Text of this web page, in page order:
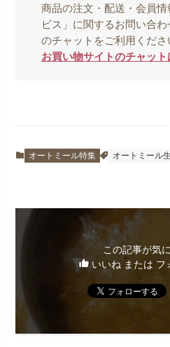
商品の注文・配送・会員
ビス」に関するお問い合
のチャットをご利用くださ
お買い物サイトのチャット
オートミール特集 オートミール
この記事が気
いいね または フ